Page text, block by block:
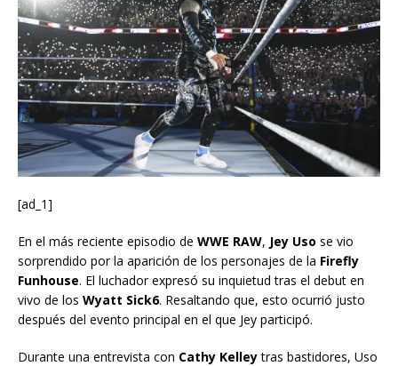
[ad_1]
En el más reciente episodio de WWE RAW, Jey Uso se vio
sorprendido por la aparición de los personajes de la Firefly
Funhouse. El luchador expresó su inquietud tras el debut en
vivo de los Wyatt Sick6. Resaltando que, esto ocurrió justo
después del evento principal en el que Jey participó.
Durante una entrevista con Cathy Kelleytras bastidores, Uso